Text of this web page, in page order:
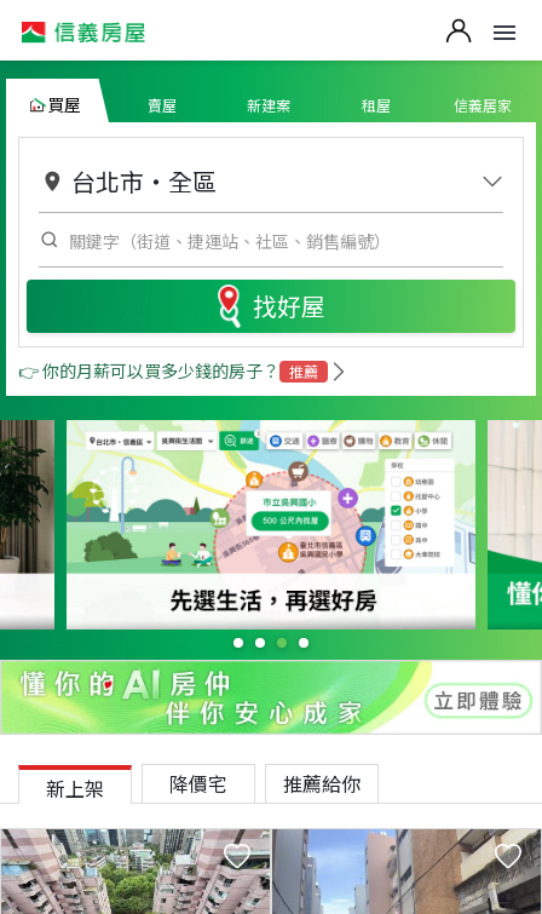
買屋 賣屋 新建案 租屋 信義居家
台北市 ・ 全區
找好屋
👉 你的月薪可以買多少錢的房子？ 推薦
新上架 降價宅 推薦給你